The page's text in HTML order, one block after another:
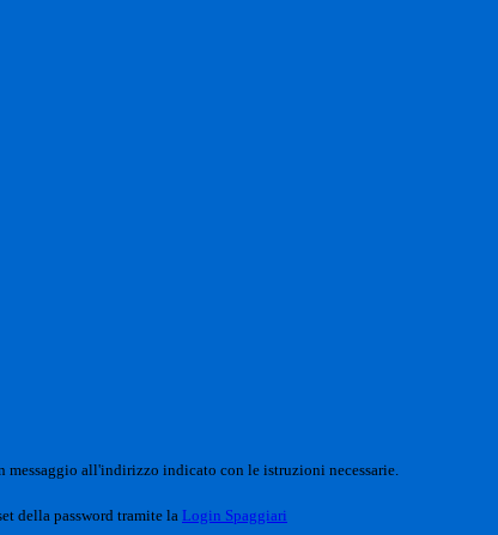
messaggio all'indirizzo indicato con le istruzioni necessarie.
della password tramite la Login Spaggiari